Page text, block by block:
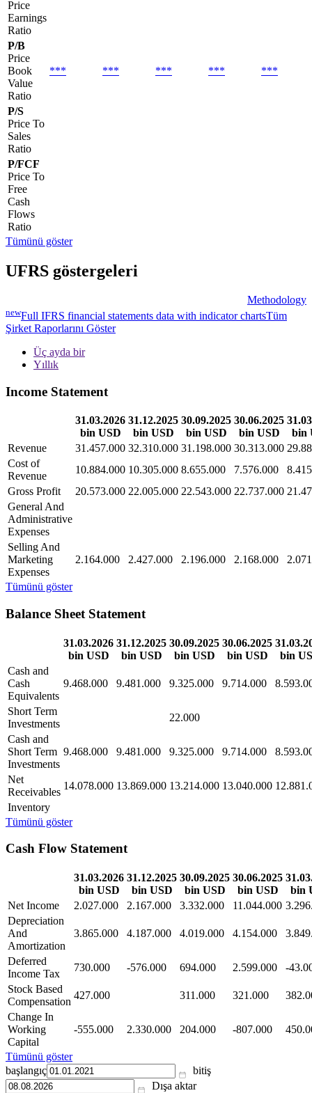
Price
Earnings
Ratio
P/B
Price
Book
Value
Ratio
*** *** *** *** ***
P/S
Price To
Sales
Ratio
P/FCF
Price To
Free
Cash
Flows
Ratio
Tümünü göster
UFRS göstergeleri
Methodology
newFull IFRS financial statements data with indicator chartsTüm
Şirket Raporlarını Göster
Üç ayda bir
Yıllık
Income Statement
31.03.2026
bin USD
31.12.2025
bin USD
30.09.2025
bin USD
30.06.2025
bin USD
bin
Revenue
31.457.000 32.310.000 31.198.000 30.313.000
Cost of
Revenue
10.884.000 10.305.000 8.655.000 7.576.000
Gross Profit
20.573.000 22.005.000 22.543.000 22.737.000
General And
Administrative
Expenses
Selling And
Marketing
Expenses
2.164.000 2.427.000 2.196.000 2.168.000
Tümünü göster
Balance Sheet Statement
31.03.2026
bin USD
31.12.2025
bin USD
30.09.2025
bin USD
30.06.2025
bin USD
bin
Cash and
Cash
Equivalents
9.468.000 9.481.000 9.325.000 9.714.000
Short Term
Investments
22.000
Cash and
Short Term
Investments
9.468.000 9.481.000 9.325.000 9.714.000
Net
Receivables
14.078.000 13.869.000 13.214.000 13.040.000
Inventory
Tümünü göster
Cash Flow Statement
31.03.2026
bin USD
31.12.2025
bin USD
30.09.2025
bin USD
30.06.2025
bin USD
bin
Net Income
2.027.000 2.167.000 3.332.000 11.044.000
Depreciation
And
Amortization
3.865.000 4.187.000 4.019.000 4.154.000
Deferred
Income Tax
730.000 -576.000 694.000 2.599.000
-
Stock Based
Compensation
427.000 311.000 321.000
Change In
Working
Capital
-555.000 2.330.000 204.000 -807.000
Tümünü göster
başlangıç
bitiş
Dışa aktar